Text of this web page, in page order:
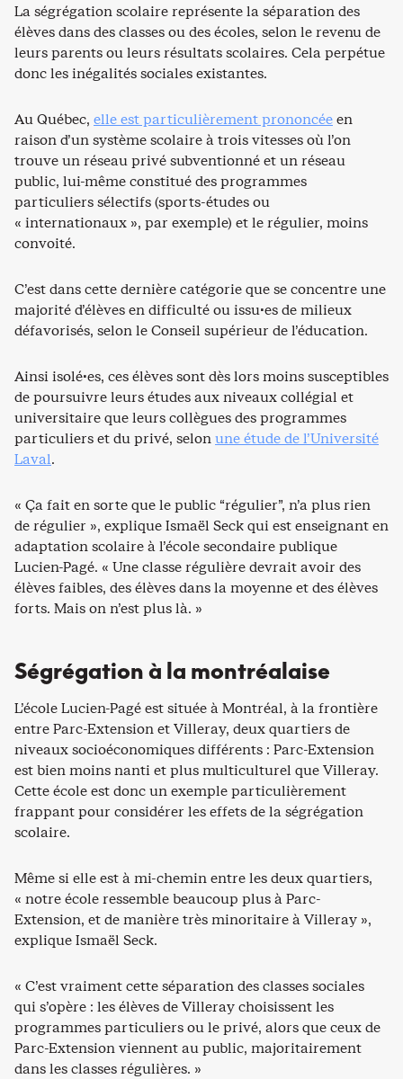
La ségrégation scolaire représente la séparation des
élèves dans des classes ou des écoles, selon le revenu de
leurs parents ou leurs résultats scolaires. Cela perpétue
donc les inégalités sociales existantes.
Au Québec, elle est particulièrement prononcéeen
raison d’un système scolaire à trois vitesses où l’on
trouve un réseau privé subventionné et un réseau
public, lui-même constitué des programmes
particuliers sélectifs (sports-études ou
« internationaux », par exemple) et le régulier, moins
convoité.
C’est dans cette dernière catégorie que se concentre une
majorité d’élèves en difficulté ou issu·es de milieux
défavorisés, selon le Conseil supérieur de l’éducation.
Ainsi isolé·es, ces élèves sont dès lors moins susceptibles
de poursuivre leurs études aux niveaux collégial et
universitaire que leurs collègues des programmes
particuliers et du privé, selonune étude de l’Université
Laval.
« Ça fait en sorte que le public “régulier”, n’a plus rien
de régulier », explique Ismaël Seck qui est enseignant en
adaptation scolaire à l’école secondaire publique
Lucien-Pagé. « Une classe régulière devrait avoir des
élèves faibles, des élèves dans la moyenne et des élèves
forts. Mais on n’est plus là. »
Ségrégation à la montréalaise
L’école Lucien-Pagé est située à Montréal, à la frontière
entre Parc-Extension et Villeray, deux quartiers de
niveaux socioéconomiques différents : Parc-Extension
est bien moins nanti et plus multiculturel que Villeray.
Cette école est donc un exemple particulièrement
frappant pour considérer les effets de la ségrégation
scolaire.
Même si elle est à mi-chemin entre les deux quartiers,
« notre école ressemble beaucoup plus à Parc-
Extension, et de manière très minoritaire à Villeray »,
explique Ismaël Seck.
« C’est vraiment cette séparation des classes sociales
qui s’opère : les élèves de Villeray choisissent les
programmes particuliers ou le privé, alors que ceux de
Parc-Extension viennent au public, majoritairement
dans les classes régulières. »